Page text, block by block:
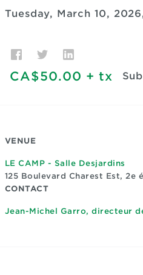
Tuesday, March 10,
CA$50.00 + tx
VENUE
LE CAMP - Salle Desjardins
125 Boulevard Charest Est, 2e
CONTACT
Jean-Michel Garro, directeur